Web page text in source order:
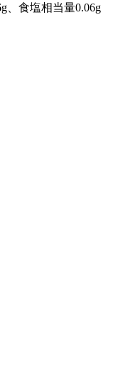
、食塩相当量0.06g